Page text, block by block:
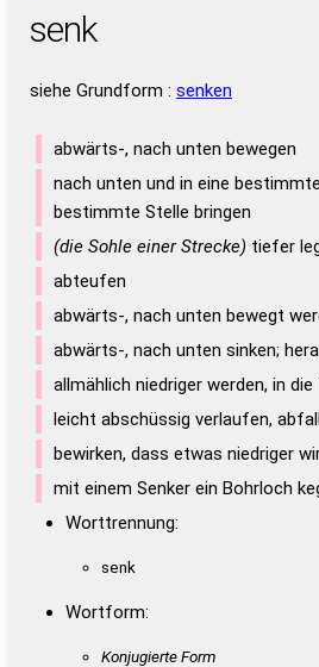
senk
siehe Grundform : senken
abwärts-, nach unten bewegen
nach unten und in eine
bestimmte Stelle bringen
(die Sohle einer Strecke) tiefer
abteufen
abwärts-, nach unten bewegt
abwärts-, nach unten sinken;
allmählich niedriger werden, in
leicht abschüssig verlaufen,
bewirken, dass etwas niedriger
mit einem Senker ein Bohrloch
Worttrennung:
senk
Wortform:
Konjugierte Form